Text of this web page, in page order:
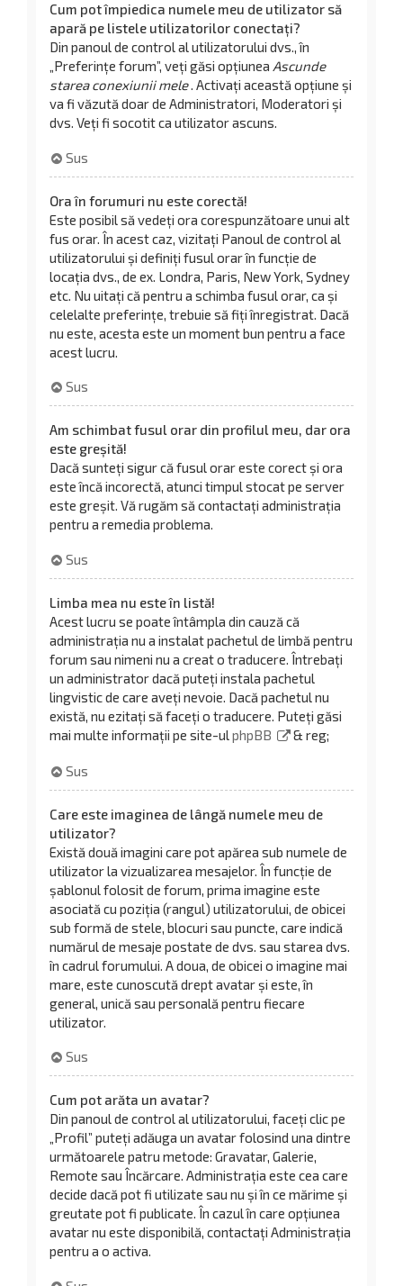
Cum pot împiedica numele meu de utilizator să
apară pe listele utilizatorilor conectați?
Din panoul de control al utilizatorului dvs., în
„Preferințe forum”, veți găsi opțiunea Ascunde
starea conexiunii mele. Activați această opțiune și
va fi văzută doar de Administratori, Moderatori și
dvs. Veți fi socotit ca utilizator ascuns.
Sus
Ora în forumuri nu este corectă!
Este posibil să vedeți ora corespunzătoare unui alt
fus orar. În acest caz, vizitați Panoul de control al
utilizatorului și definiți fusul orar în funcție de
locația dvs., de ex. Londra, Paris, New York, Sydney
etc. Nu uitați că pentru a schimba fusul orar, ca și
celelalte preferințe, trebuie să fiți înregistrat. Dacă
nu este, acesta este un moment bun pentru a face
acest lucru.
Sus
Am schimbat fusul orar din profilul meu, dar ora
este greșită!
Dacă sunteți sigur că fusul orar este corect și ora
este încă incorectă, atunci timpul stocat pe server
este greșit. Vă rugăm să contactați administrația
pentru a remedia problema.
Sus
Limba mea nu este în listă!
Acest lucru se poate întâmpla din cauză că
administrația nu a instalat pachetul de limbă pentru
forum sau nimeni nu a creat o traducere. Întrebați
un administrator dacă puteți instala pachetul
lingvistic de care aveți nevoie. Dacă pachetul nu
există, nu ezitați să faceți o traducere. Puteți găsi
mai multe informații pe site-ul phpBB & reg;
Sus
Care este imaginea de lângă numele meu de
utilizator?
Există două imagini care pot apărea sub numele de
utilizator la vizualizarea mesajelor. În funcție de
șablonul folosit de forum, prima imagine este
asociată cu poziția (rangul) utilizatorului, de obicei
sub formă de stele, blocuri sau puncte, care indică
numărul de mesaje postate de dvs. sau starea dvs.
în cadrul forumului. A doua, de obicei o imagine mai
mare, este cunoscută drept avatar și este, în
general, unică sau personală pentru fiecare
utilizator.
Sus
Cum pot arăta un avatar?
Din panoul de control al utilizatorului, faceți clic pe
„Profil” puteți adăuga un avatar folosind una dintre
următoarele patru metode: Gravatar, Galerie,
Remote sau Încărcare. Administrația este cea care
decide dacă pot fi utilizate sau nu și în ce mărime și
greutate pot fi publicate. În cazul în care opțiunea
avatar nu este disponibilă, contactați Administrația
pentru a o activa.